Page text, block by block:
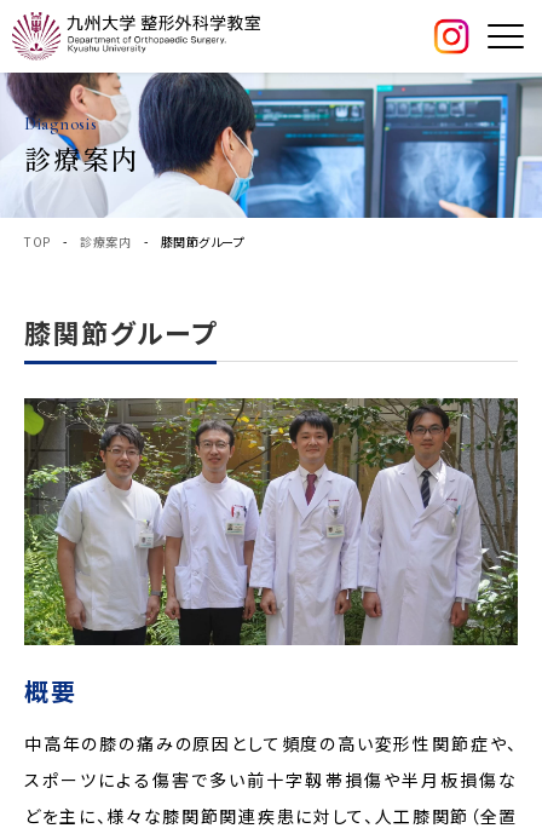
Diagnosis
診療案内
TOP - 診療案内 - 膝関節グループ
膝関節グループ
概要
中高年の膝の痛みの原因として頻度の高い変形性関節症や、
スポーツによる傷害で多い前十字靱帯損傷や半月板損傷な
どを主に、様々な膝関節関連疾患に対して、人工膝関節（全置